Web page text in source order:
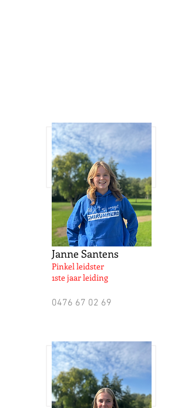
Janne Santens
Pinkel leidster
1ste jaar leiding
0476 67 02 69